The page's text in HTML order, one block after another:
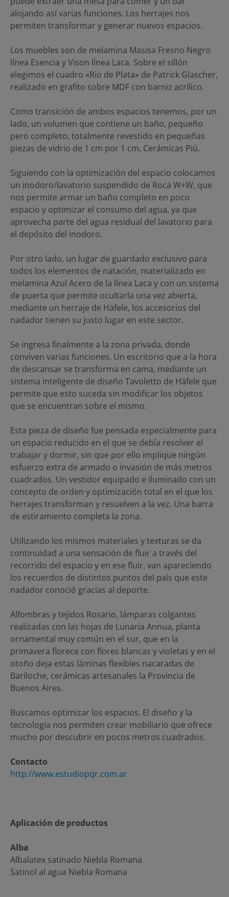
alojando así varias funciones. Los herrajes nos
permiten transformar y generar nuevos espacios.
Los muebles son de melamina Masisa Fresno Negro
línea Esencia y Vison línea Laca. Sobre el sillón
elegimos el cuadro «Rio de Plata» de Patrick Glascher,
realizado en grafito sobre MDF con barniz acrílico.
Como transición de ambos espacios tenemos, por un
lado, un volumen que contiene un baño, pequeño
pero completo, totalmente revestido en pequeñas
piezas de vidrio de 1 cm por 1 cm, Cerámicas Piú.
Siguiendo con la optimización del espacio colocamos
un inodoro/lavatorio suspendido de Roca W+W, que
nos permite armar un baño completo en poco
espacio y optimizar el consumo del agua, ya que
aprovecha parte del agua residual del lavatorio para
el depósito del inodoro.
Por otro lado, un lugar de guardado exclusivo para
todos los elementos de natación, materializado en
melamina Azul Acero de la línea Laca y con un sistema
de puerta que permite ocultarla una vez abierta,
mediante un herraje de Häfele, los accesorios del
nadador tienen su justo lugar en este sector.
Se ingresa finalmente a la zona privada, donde
conviven varias funciones. Un escritorio que a la hora
de descansar se transforma en cama, mediante un
sistema inteligente de diseño Tavoletto de Häfele que
permite que esto suceda sin modificar los objetos
que se encuentran sobre el mismo.
Esta pieza de diseño fue pensada especialmente para
un espacio reducido en el que se debía resolver el
trabajar y dormir, sin que por ello implique ningún
esfuerzo extra de armado o invasión de más metros
cuadrados. Un vestidor equipado e iluminado con un
concepto de orden y optimización total en el que los
herrajes transforman y resuelven a la vez. Una barra
de estiramiento completa la zona.
Utilizando los mismos materiales y texturas se da
continuidad a una sensación de fluir a través del
recorrido del espacio y en ese fluir, van apareciendo
los recuerdos de distintos puntos del país que este
nadador conoció gracias al deporte.
Alfombras y tejidos Rosario, lámparas colgantes
realizadas con las hojas de Lunaria Annua, planta
ornamental muy común en el sur, que en la
primavera florece con flores blancas y violetas y en el
otoño deja estas láminas flexibles nacaradas de
Bariloche, cerámicas artesanales la Provincia de
Buenos Aires.
Buscamos optimizar los espacios. El diseño y la
tecnología nos permiten crear mobiliario que ofrece
mucho por descubrir en pocos metros cuadrados.
Contacto
http://www.estudiopqr.com.ar
Aplicación de productos
Alba
Albalatex satinado Niebla Romana
Satinol al agua Niebla Romana